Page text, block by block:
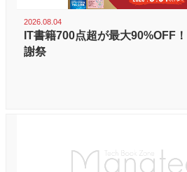
2026.08.04
IT書籍700点超が最大90%OFF
謝祭